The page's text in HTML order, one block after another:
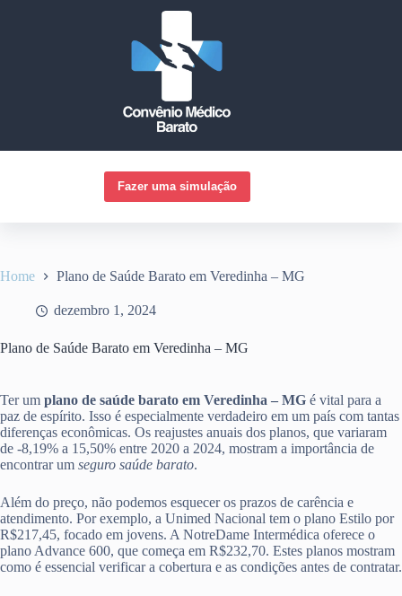
Fazer uma simulação
Home Plano de Saúde Barato em Veredinha – MG
dezembro 1, 2024
Plano de Saúde Barato em Veredinha – MG
Ter um plano de saúde barato em Veredinha – MG é vital para a
paz de espírito. Isso é especialmente verdadeiro em um país com tantas
diferenças econômicas. Os reajustes anuais dos planos, que variaram
de -8,19% a 15,50% entre 2020 a 2024, mostram a importância de
encontrar um seguro saúde barato.
Além do preço, não podemos esquecer os prazos de carência e
atendimento. Por exemplo, a Unimed Nacional tem o plano Estilo por
R$217,45, focado em jovens. A NotreDame Intermédica oferece o
plano Advance 600, que começa em R$232,70. Estes planos mostram
como é essencial verificar a cobertura e as condições antes de contratar.